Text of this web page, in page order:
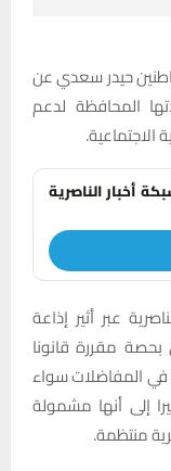
حيدر سعدي عن
المحافظة لدعم
الاجتماعية.
أخبار الناصرية
عبر أثير إذاعة
مقررة قانونا
في المفاضلات سواء
إلى أنها مشمولة
منتظمة.